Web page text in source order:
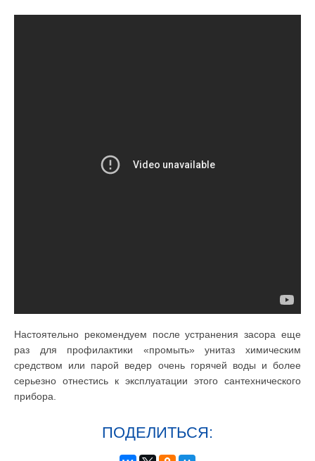
Настоятельно рекомендуем после устранения засора еще
раз для профилактики «промыть» унитаз химическим
средством или парой ведер очень горячей воды и более
серьезно отнестись к эксплуатации этого сантехнического
прибора.
ПОДЕЛИТЬСЯ: